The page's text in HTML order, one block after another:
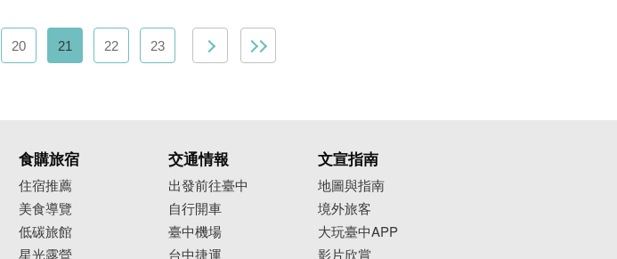
20 21 22 23
食購旅宿
住宿推薦
美食導覽
低碳旅館
星光露營
交通情報
出發前往臺中
自行開車
臺中機場
台中捷運
文宣指南
地圖與指南
境外旅客
大玩臺中APP
影片欣賞